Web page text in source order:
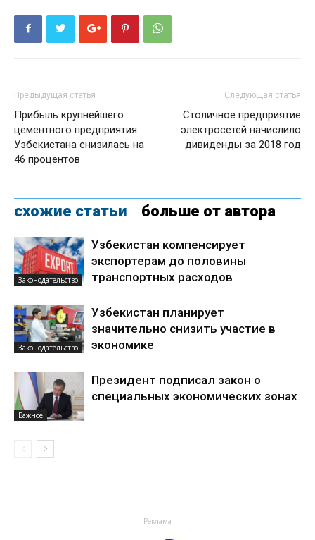
Предыдущая статья
Прибыль крупнейшего
цементного предприятия
Узбекистана снизилась на
46 процентов
Следующая статья
Столичное предприятие
электросетей начислило
дивиденды за 2018 год
схожие статьи больше от автора
Законодательство
Узбекистан компенсирует
экспортерам до половины
транспортных расходов
Законодательство
Узбекистан планирует
значительно снизить участие в
экономике
Важное
Президент подписал закон о
специальных экономических зонах
- Реклама -